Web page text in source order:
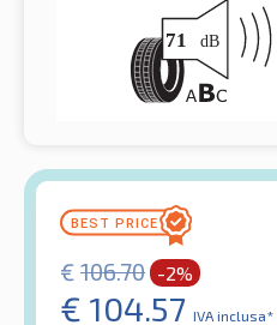
€ 106.70 -2%
€ 104.57 IVA inclusa*